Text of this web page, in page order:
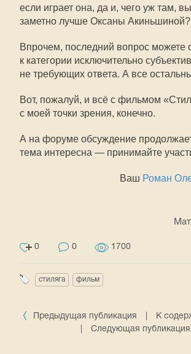
если играет она, да и, чего уж там,
заметно лучше Оксаны Акиньшиной?
Впрочем, последний вопрос можете
к категории исключительно
не требующих ответа. А все
Вот, пожалуй, и всё с фильмом
с моей точки зрения, конечно.
А на форуме обсуждение
тема интересна — принимайте
Ваш Роман
0 0 1700
стиляга фильм
Предыдущая публикация
К
Следующая публикация